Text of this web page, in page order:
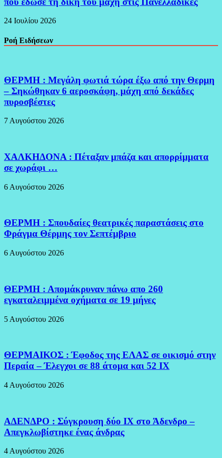
24 Ιουλίου 2026
Ροή Ειδήσεων
ΘΕΡΜΗ : Μεγάλη φωτιά τώρα έξω από την Θερμη
– Σηκώθηκαν 6 αεροσκάφη, μάχη από δεκάδες
πυροσβέστες
7 Αυγούστου 2026
ΧΑΛΚΗΔΟΝΑ : Πέταξαν μπάζα και απορρίμματα
σε χωράφι …
6 Αυγούστου 2026
ΘΕΡΜΗ : Σπουδαίες θεατρικές παραστάσεις στο
Φράγμα Θέρμης τον Σεπτέμβριο
6 Αυγούστου 2026
ΘΕΡΜΗ : Απομάκρυναν πάνω απο 260
εγκαταλειμμένα οχήματα σε 19 μήνες
5 Αυγούστου 2026
ΘΕΡΜΑΙΚΟΣ : Έφοδος της ΕΛΑΣ σε οικισμό στην
Περαία – Έλεγχοι σε 88 άτομα και 52 ΙΧ
4 Αυγούστου 2026
ΑΔΕΝΔΡΟ : Σύγκρουση δύο ΙΧ στο Άδενδρο –
Απεγκλωβίστηκε ένας άνδρας
4 Αυγούστου 2026